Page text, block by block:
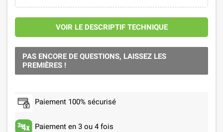
VOIR LE DESCRIPTIF TECHNIQUE
PAS ENCORE DE QUESTIONS, LAISSEZ LES
PREMIÈRES !
Paiement 100% sécurisé
Paiement en 3 ou 4 fois